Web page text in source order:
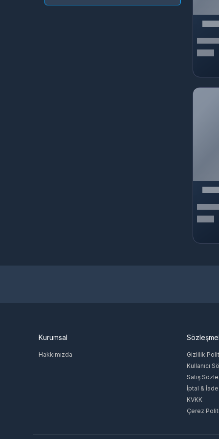
Garena
Kurumsal
Hakkımızda
Gizlilik
Kullanıcı
Satış
İptal & İade
KVKK
Çerez